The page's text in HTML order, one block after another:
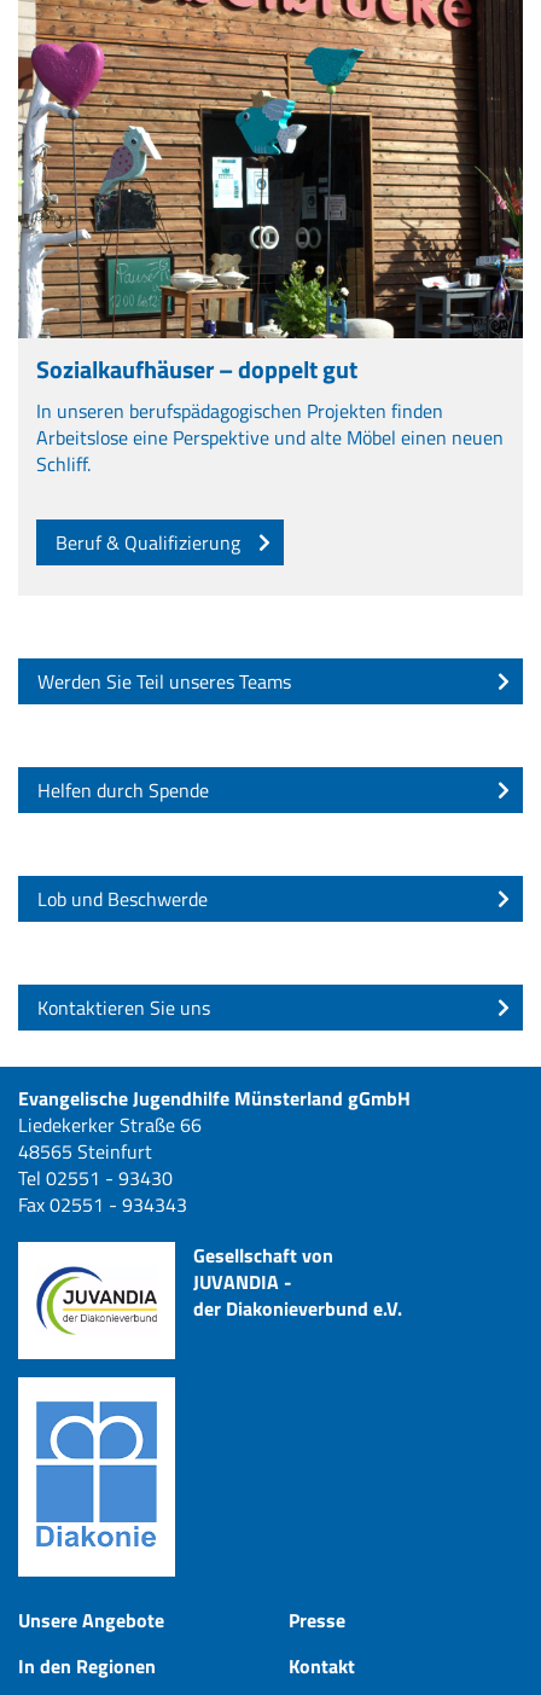
Sozialkaufhäuser – doppelt gut
In unseren berufspädagogischen Projekten finden
Arbeitslose eine Perspektive und alte Möbel einen neuen
Schliff.
Beruf & Qualifizierung
Werden Sie Teil unseres Teams
Helfen durch Spende
Lob und Beschwerde
Kontaktieren Sie uns
Evangelische Jugendhilfe Münsterland gGmbH
Liedekerker Straße 66
48565 Steinfurt
Tel 02551 - 93430
Fax 02551 - 934343
Gesellschaft von
JUVANDIA -
der Diakonieverbund e.V.
Unsere Angebote
In den Regionen
Presse
Kontakt